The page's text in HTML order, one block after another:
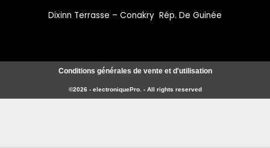
Dixinn Terrasse – Conakry Rép. De Guinée
Conditions générales de vente et d'utilisation
©2026 - electroniquePro. - All rights reserved